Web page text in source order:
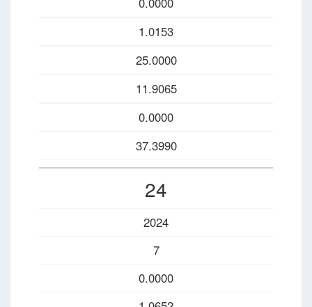
1.0153
25.0000
11.9065
0.0000
37.3990
24
2024
7
0.0000